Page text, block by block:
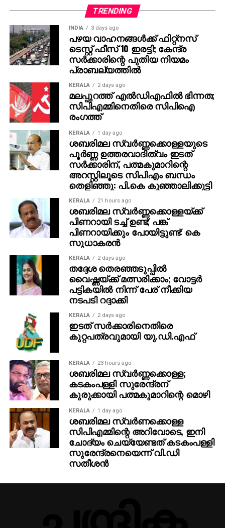
4,043.11 ഡോളര്‍ ആയി താഴ്ന്നു. ഇതിനൊപ്പമാണ്
വ്യാഴാഴ്ചയും രണ്ടുതവണയായി 55 രൂപ ഇടിവ്
രേഖപ്പെടുത്തിയത്. പവന്‍ വിലയില്‍ മാത്രം 440 രൂപ
കുറഞ്ഞ് 91,560 രൂപയില്‍ നിന്ന് 91,120 രൂപ എന്ന
നിലയിലേക്കാണ് മാറ്റം വന്നത്.
TRENDING
INDIA 3 days ago
പഴയ വാഹനങ്ങള്‍ക്ക് ഫിറ്റ്‌നസ്
ടെസ്റ്റ് ഫീസ് 10 ഇരട്ടി; കേന്ദ്ര
സര്‍ക്കാരിന്റെ പുതിയ നിയമം
പ്രാബല്യത്തില്‍
KERALA 2 days ago
മലപ്പുറത്ത് എല്‍ഡിഎഫില്‍ ഭിന്നത;
സിപിഎമ്മിനെതിരെ സിപിഐ
രംഗത്ത്
KERALA 1 day ago
ശബരിമല സ്വര്‍ണ്ണക്കൊള്ളയുടെ
പൂര്‍ണ്ണ ഉത്തരവാദിത്വം ഇടത്
സര്‍ക്കാരിന്, പത്മകുമാറിന്റെ
അറസ്റ്റിലൂടെ സിപിഎം ബന്ധം
തെളിഞ്ഞു: പി.കെ കുഞ്ഞാലിക്കുട്ടി
KERALA 21 hours ago
ശബരിമല സ്വര്‍ണ്ണക്കൊള്ളയ്ക്ക്
പിണറായി ടച്ച് ഉണ്ട്; പങ്ക്
പിണറായിക്കും പോയിട്ടുണ്ട്: കെ
സുധാകരന്‍
KERALA 2 days ago
തദ്ദേശ തെരഞ്ഞടുപ്പില്‍
വൈഷ്ണയ്ക്ക് മത്സരിക്കാം; വോട്ടര്‍
പട്ടികയില്‍ നിന്ന് പേര് നീക്കിയ
നടപടി റദ്ദാക്കി
KERALA 2 days ago
ഇടത് സര്‍ക്കാരിനെതിരെ
കുറ്റപത്രവുമായി യു.ഡി.എഫ്
KERALA 23 hours ago
ശബരിമല സ്വര്‍ണ്ണക്കൊള്ള;
കടകംപള്ളി സുരേന്ദ്രന്
കുരുക്കായി പത്മകുമാറിന്റെ മൊഴി
KERALA 1 day ago
ശബരിമല സ്വര്‍ണക്കൊള്ള
സിപിഎമ്മിന്റെ അറിവോടെ, ഇനി
ചോദ്യം ചെയ്യേണ്ടത് കടകംപള്ളി
സുരേന്ദ്രനെയെന്ന് വി.ഡി
സതീശന്‍